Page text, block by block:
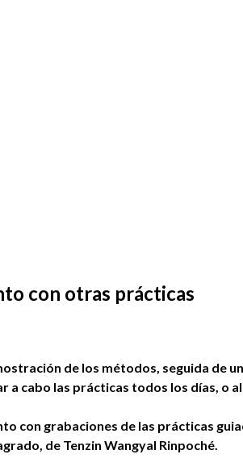
con otras prácticas
de los métodos, seguida de
a cabo las prácticas todos los días, o
con grabaciones de las prácticas
de Tenzin Wangyal Rinpoché.